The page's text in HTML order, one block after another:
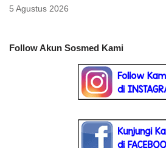
5 Agustus 2026
Follow Akun Sosmed Kami